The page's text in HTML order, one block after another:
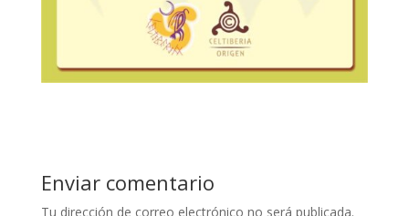
Enviar comentario
Tu dirección de correo electrónico no será publicada.